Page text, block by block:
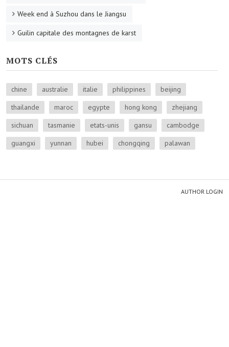
Week end à Suzhou dans le Jiangsu
Guilin capitale des montagnes de karst
MOTS CLÉS
chine australie italie philippines
beijing
thailande
maroc egypte hong kong
zhejiang
sichuan
tasmanie etats-unis gansu
cambodge
guangxi
yunnan hubei chongqing palawan
AUTHOR LOGIN